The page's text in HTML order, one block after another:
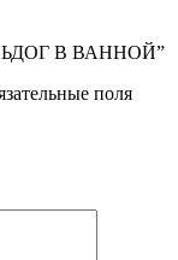
В ВАННОЙ”
поля